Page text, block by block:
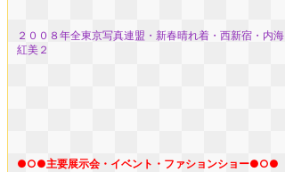
２００８年全東京写真連盟・新春晴れ着・西新宿・内海
紅美２
●○●主要展示会・イベント・ファションショー●○●